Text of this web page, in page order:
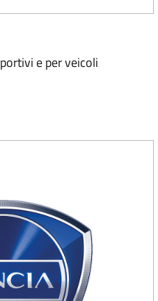
e per veicoli